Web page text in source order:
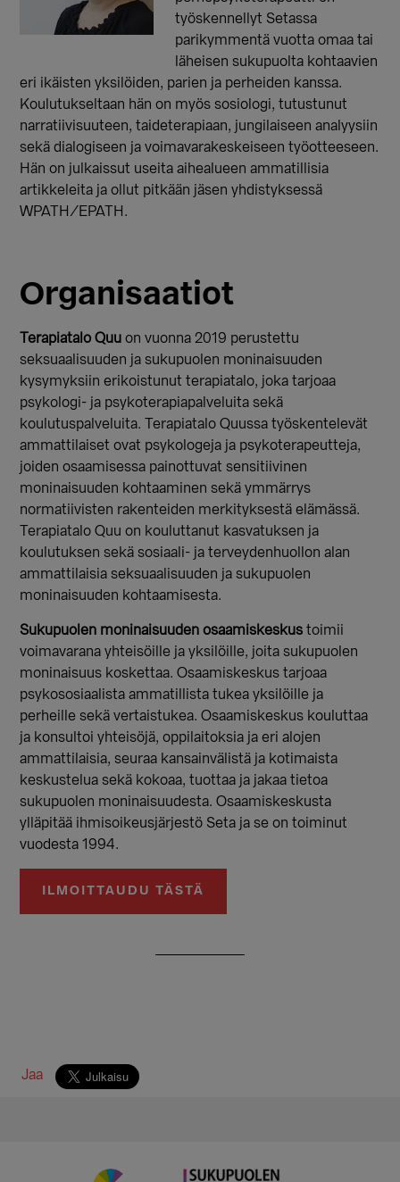
työskennellyt Setassa
parikymmentä vuotta omaa tai
läheisen sukupuolta kohtaavien
eri ikäisten yksilöiden, parien ja perheiden kanssa.
Koulutukseltaan hän on myös sosiologi, tutustunut
narratiivisuuteen, taideterapiaan, jungilaiseen analyysiin
sekä dialogiseen ja voimavarakeskeiseen työotteeseen.
Hän on julkaissut useita aihealueen ammatillisia
artikkeleita ja ollut pitkään jäsen yhdistyksessä
WPATH/EPATH.
Organisaatiot
Terapiatalo Quu on vuonna 2019 perustettu
seksuaalisuuden ja sukupuolen moninaisuuden
kysymyksiin erikoistunut terapiatalo, joka tarjoaa
psykologi- ja psykoterapiapalveluita sekä
koulutuspalveluita. Terapiatalo Quussa työskentelevät
ammattilaiset ovat psykologeja ja psykoterapeutteja,
joiden osaamisessa painottuvat sensitiivinen
moninaisuuden kohtaaminen sekä ymmärrys
normatiivisten rakenteiden merkityksestä elämässä.
Terapiatalo Quu on kouluttanut kasvatuksen ja
koulutuksen sekä sosiaali- ja terveydenhuollon alan
ammattilaisia seksuaalisuuden ja sukupuolen
moninaisuuden kohtaamisesta.
Sukupuolen moninaisuuden osaamiskeskus toimii
voimavarana yhteisöille ja yksilöille, joita sukupuolen
moninaisuus koskettaa. Osaamiskeskus tarjoaa
psykososiaalista ammatillista tukea yksilöille ja
perheille sekä vertaistukea. Osaamiskeskus kouluttaa
ja konsultoi yhteisöjä, oppilaitoksia ja eri alojen
ammattilaisia, seuraa kansainvälistä ja kotimaista
keskustelua sekä kokoaa, tuottaa ja jakaa tietoa
sukupuolen moninaisuudesta. Osaamiskeskusta
ylläpitää ihmisoikeusjärjestö Seta ja se on toiminut
vuodesta 1994.
ILMOITTAUDU TÄSTÄ
Jaa